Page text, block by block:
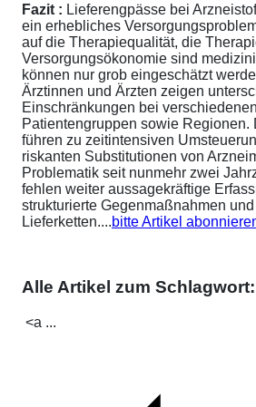
Fazit : Lieferengpässe bei
ein erhebliches
auf die Therapiequalität, die
Versorgungsökonomie sind
können nur grob eingeschätzt
Ärztinnen und Ärzten zeigen
Einschränkungen bei
Patientengruppen sowie Regionen.
führen zu zeitintensiven
riskanten Substitutionen von
Problematik seit nunmehr zwei
fehlen weiter aussagekräftige
strukturierte Gegenmaßnahmen
Lieferketten....bitte Artikel
Alle Artikel zum Schlagwort:
<a ...